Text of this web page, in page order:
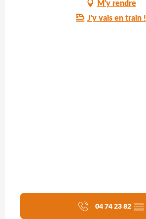
M'y rendre
J'y vais en train !
04 74 23 82 ▒▒